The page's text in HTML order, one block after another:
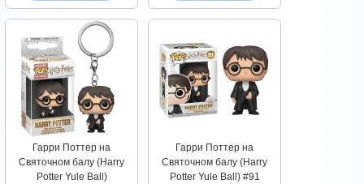
Гарри Поттер на
Святочном балу (Harry
Potter Yule Ball)
Гарри Поттер на
Святочном балу (Harry
Potter Yule Ball) #91